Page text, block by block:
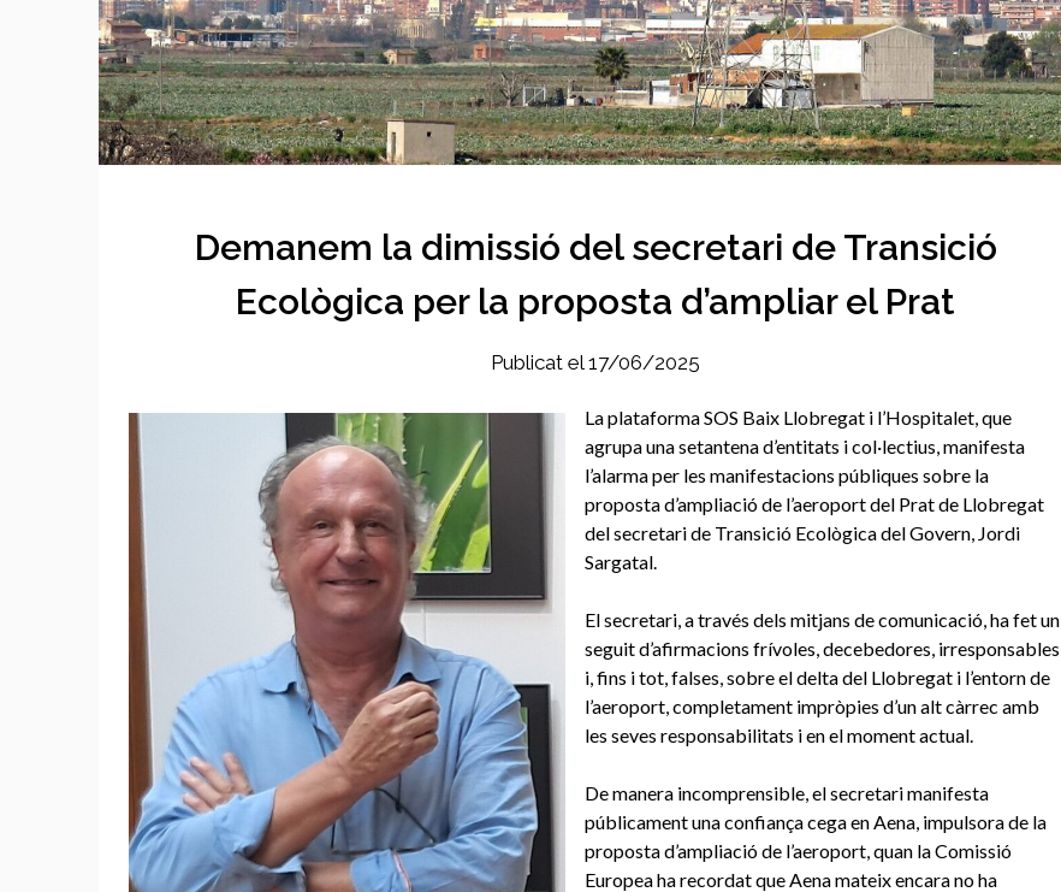
Demanem la dimissió del secretari de Transició
Ecològica per la proposta d’ampliar el Prat
Publicat el17/06/2025
La plataforma SOS Baix Llobregat i l’Hospitalet, que
agrupa una setantena d’entitats i col·lectius, manifesta
l’alarma per les manifestacions públiques sobre la
proposta d’ampliació de l’aeroport del Prat de Llobregat
del secretari de Transició Ecològica del Govern, Jordi
Sargatal.
El secretari, a través dels mitjans de comunicació, ha fet un
seguit d’afirmacions frívoles, decebedores, irresponsables
i, fins i tot, falses, sobre el delta del Llobregat i l’entorn de
l’aeroport, completament impròpies d’un alt càrrec amb
les seves responsabilitats i en el moment actual.
De manera incomprensible, el secretari manifesta
públicament una confiança cega en Aena, impulsora de la
proposta d’ampliació de l’aeroport, quan la Comissió
Europea ha recordat que Aena mateix encara no ha